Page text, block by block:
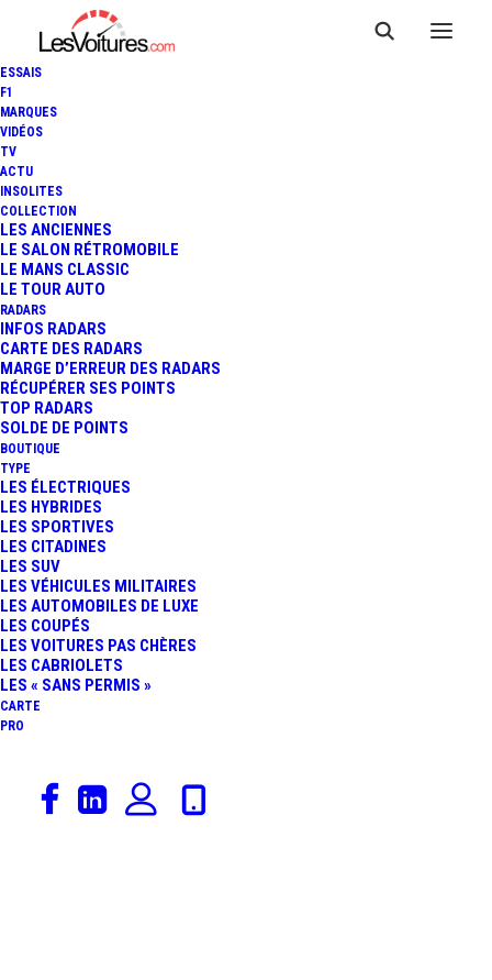
ESSAIS
F1
MARQUES
VIDÉOS
TV
ACTU
INSOLITES
COLLECTION
LES ANCIENNES
LE SALON RÉTROMOBILE
LE MANS CLASSIC
LE TOUR AUTO
RADARS
INFOS RADARS
CARTE DES RADARS
MARGE D’ERREUR DES RADARS
RÉCUPÉRER SES POINTS
TOP RADARS
SOLDE DE POINTS
BOUTIQUE
TYPE
LES ÉLECTRIQUES
LES HYBRIDES
LES SPORTIVES
LES CITADINES
LES SUV
LES VÉHICULES MILITAIRES
LES AUTOMOBILES DE LUXE
LES COUPÉS
LES VOITURES PAS CHÈRES
LES CABRIOLETS
LES « SANS PERMIS »
CARTE
PRO
18 février 2026
ALPINE A110 : LA
VERSION 100 %
ÉLECTRIQUE HÉRITERA
DES MODULES
TECHNIQUES DE LA